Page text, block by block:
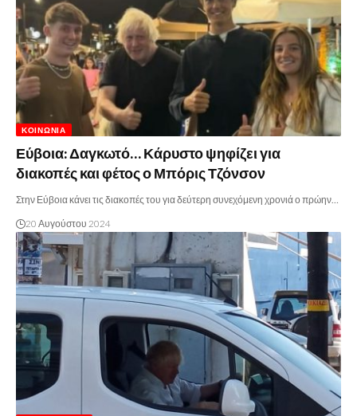
ΚΟΙΝΩΝΊΑ
Εύβοια: Δαγκωτό… Κάρυστο ψηφίζει για
διακοπές και φέτος ο Μπόρις Τζόνσον
Στην Εύβοια κάνει τις διακοπές του για δεύτερη συνεχόμενη χρονιά ο πρώην…
20 Αυγούστου 2024